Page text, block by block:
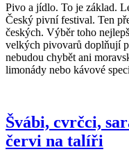
Pivo a jídlo. To je základ.
Český pivní festival. Ten
českých. Výběr toho
velkých pivovarů doplňují
nebudou chybět ani
limonády nebo kávové
Švábi, cvrčci,
červi na talíři